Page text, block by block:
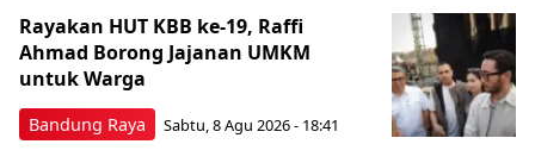
Bandung Raya
Rayakan HUT KBB ke-19, Raffi
Ahmad Borong Jajanan UMKM
untuk Warga
Sabtu, 8 Agu 2026 - 18:41